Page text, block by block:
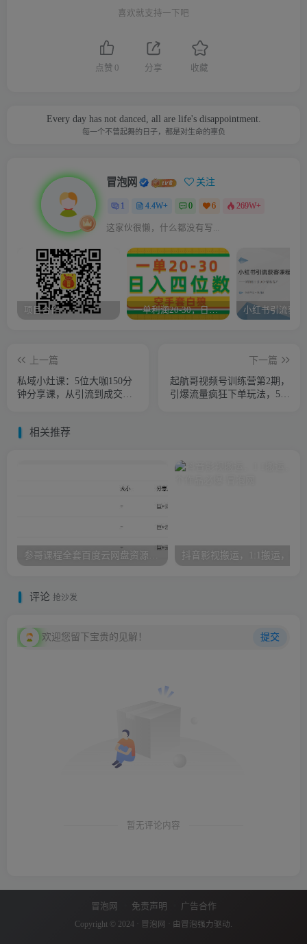
喜欢就支持一下吧
点赞 0 分享 收藏
Every day has not danced, all are life's disappointment.
每一个不曾起舞的日子，都是对生命的辜负
冒泡网 关注
1 4.4W+ 0 6 269W+
这家伙很懒，什么都没有写...
项目合作 一单利润20-30，日入四位数，空手套白狼，只要做就能赚，简单无套路
上一篇
私域小灶课：5位大咖150分
钟分享课，从引流到成交，
下一篇
起航哥视频号训练营第2期，
引爆流量疯狂下单玩法，5天
相关推荐
评论 抢沙发
欢迎您留下宝贵的见解！ 提交
暂无评论内容
冒泡网 免责声明 广告合作
Copyright © 2024 · 冒泡网 · 由 冒泡 强力驱动.